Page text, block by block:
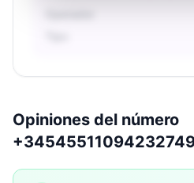
Opiniones del número